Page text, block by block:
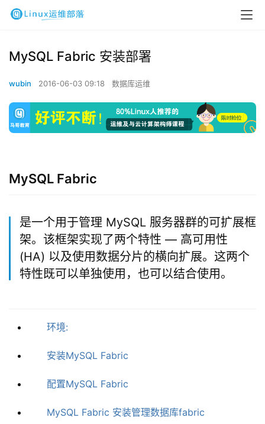
MySQL Fabric 安装部署
wubin 2016-06-03 09:18 数据库运维
MySQL Fabric
是一个用于管理 MySQL 服务器群的可扩展框
架。该框架实现了两个特性 — 高可用性
(HA) 以及使用数据分片的横向扩展。这两个
特性既可以单独使用，也可以结合使用。
环境:
安装MySQL Fabric
配置MySQL Fabric
MySQL Fabric 安装管理数据库fabric